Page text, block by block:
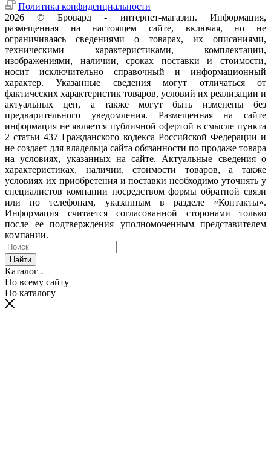
Политика конфиденциальности
2026 © Бровард - интернет-магазин. Информация,
размещенная на настоящем сайте, включая, но не
ограничиваясь сведениями о товарах, их описаниями,
техническими характеристиками, комплектации,
изображениями, наличии, сроках поставки и стоимости,
носит исключительно справочный и информационный
характер. Указанные сведения могут отличаться от
фактических характеристик товаров, условий их реализации и
актуальных цен, а также могут быть изменены без
предварительного уведомления. Размещенная на сайте
информация не является публичной офертой в смысле пункта
2 статьи 437 Гражданского кодекса Российской Федерации и
не создает для владельца сайта обязанности по продаже товара
на условиях, указанных на сайте. Актуальные сведения о
характеристиках, наличии, стоимости товаров, а также
условиях их приобретения и поставки необходимо уточнять у
специалистов компании посредством формы обратной связи
или по телефонам, указанным в разделе «Контакты».
Информация считается согласованной сторонами только
после ее подтверждения уполномоченным представителем
компании.
Найти
Каталог
По всему сайту
По каталогу